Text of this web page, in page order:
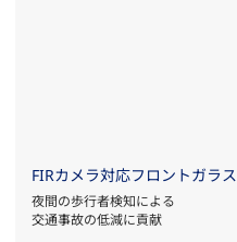
FIRカメラ対応フロントガラス
夜間の歩行者検知による
交通事故の低減に貢献